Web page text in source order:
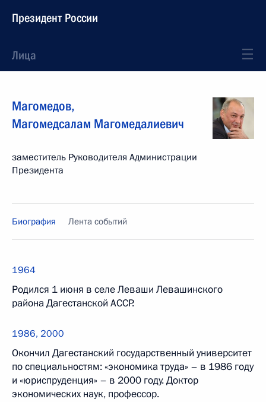
Президент России
Лица
Магомедов,
Магомедсалам Магомедалиевич
заместитель Руководителя Администрации
Президента
Биография Лента событий
1964
Родился 1 июня в селе Леваши Левашинского
района Дагестанской АССР.
1986, 2000
Окончил Дагестанский государственный университет
по специальностям: «экономика труда» – в 1986 году
и «юриспруденция» – в 2000 году. Доктор
экономических наук, профессор.